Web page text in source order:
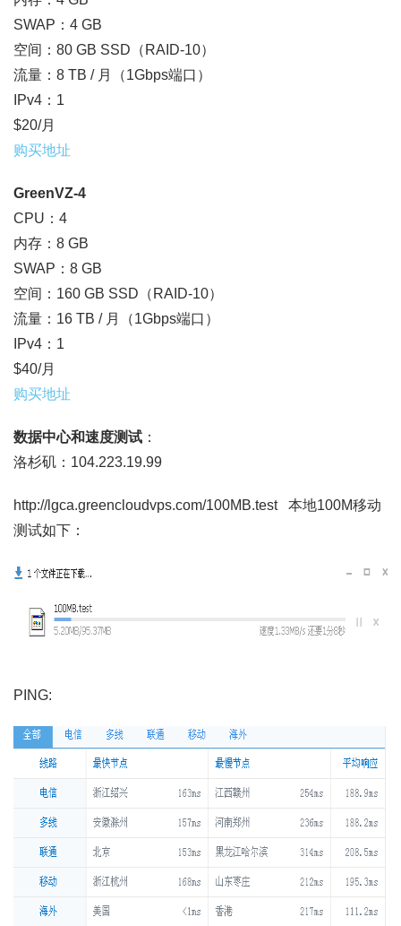
SWAP：4 GB
空间：80 GB SSD（RAID-10）
流量：8 TB / 月（1Gbps端口）
IPv4：1
$20/月
购买地址
GreenVZ-4
CPU：4
内存：8 GB
SWAP：8 GB
空间：160 GB SSD（RAID-10）
流量：16 TB / 月（1Gbps端口）
IPv4：1
$40/月
购买地址
数据中心和速度测试 ：
洛杉矶：104.223.19.99
http://lgca.greencloudvps.com/100MB.test 本地100M移动
测试如下：
PING: